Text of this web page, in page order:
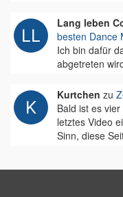
Lang leben
besten Dance
Ich bin dafür
abgetreten
Kurtchen zu
Bald ist es
letztes Video
Sinn, diese